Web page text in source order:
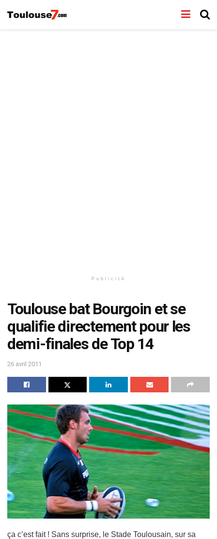
Publicité
Toulouse bat Bourgoin et se
qualifie directement pour les
demi-finales de Top 14
26 avril 2011
ça c’est fait ! Sans surprise, le Stade Toulousain, sur sa